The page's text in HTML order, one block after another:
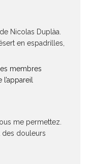
Nicolas Duplàa.
en espadrilles,
membres
me permettez.
des douleurs